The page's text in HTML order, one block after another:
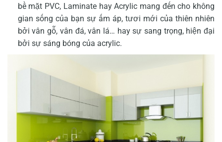
bề mặt PVC, Laminate hay Acrylic mang đến cho không
gian sống của bạn sự ấm áp, tươi mới của thiên nhiên
bởi vân gỗ, vân đá, vân lá… hay sự sang trọng, hiện đại
bởi sự sáng bóng của acrylic.